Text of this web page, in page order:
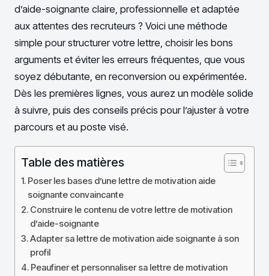
d’aide-soignante claire, professionnelle et adaptée
aux attentes des recruteurs ? Voici une méthode
simple pour structurer votre lettre, choisir les bons
arguments et éviter les erreurs fréquentes, que vous
soyez débutante, en reconversion ou expérimentée.
Dès les premières lignes, vous aurez un modèle solide
à suivre, puis des conseils précis pour l’ajuster à votre
parcours et au poste visé.
Table des matières
Poser les bases d’une lettre de motivation aide
soignante convaincante
Construire le contenu de votre lettre de motivation
d’aide-soignante
Adapter sa lettre de motivation aide soignante à son
profil
Peaufiner et personnaliser sa lettre de motivation